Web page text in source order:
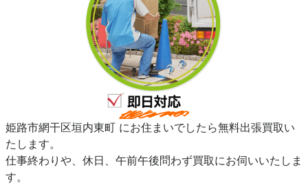
姫路市網干区垣内東町 にお住まいでしたら無料出張買取い
たします。
仕事終わりや、休日、午前午後問わず買取にお伺いいたしま
す。